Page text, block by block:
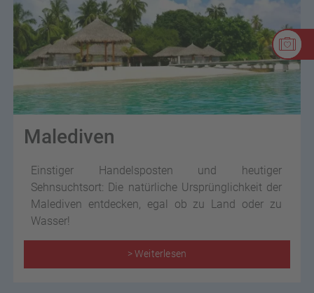
Malediven
Einstiger Handelsposten und heutiger
Sehnsuchtsort: Die natürliche Ursprünglichkeit der
Malediven entdecken, egal ob zu Land oder zu
Wasser!
> Weiterlesen